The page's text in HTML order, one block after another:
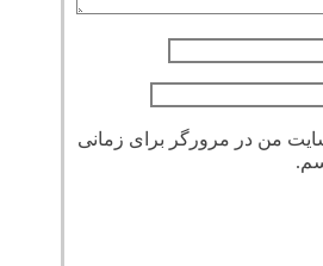
من در مرورگر برای زمانی